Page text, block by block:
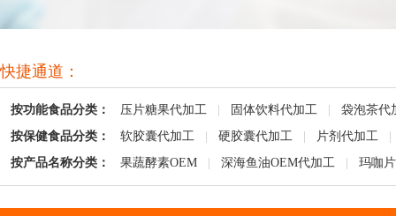
快捷通道：
按功能食品分类： 压片糖果代加工 固体饮料代加工
袋泡茶代
按保健食品分类：
软胶囊代加工 硬胶囊代加工 片剂代加工
按产品名称分类：
果蔬酵素OEM 深海鱼油OEM代加工 玛咖